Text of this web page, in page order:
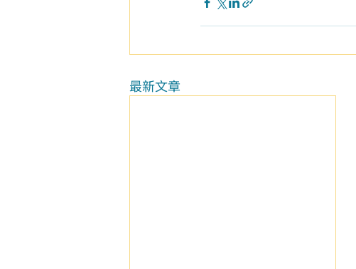
最新文章